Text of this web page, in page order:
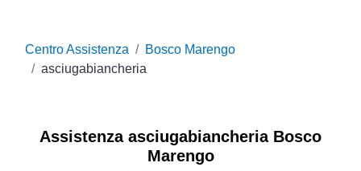
Centro Assistenza
Bosco Marengo
asciugabiancheria
Assistenza asciugabiancheriaBosco
Marengo